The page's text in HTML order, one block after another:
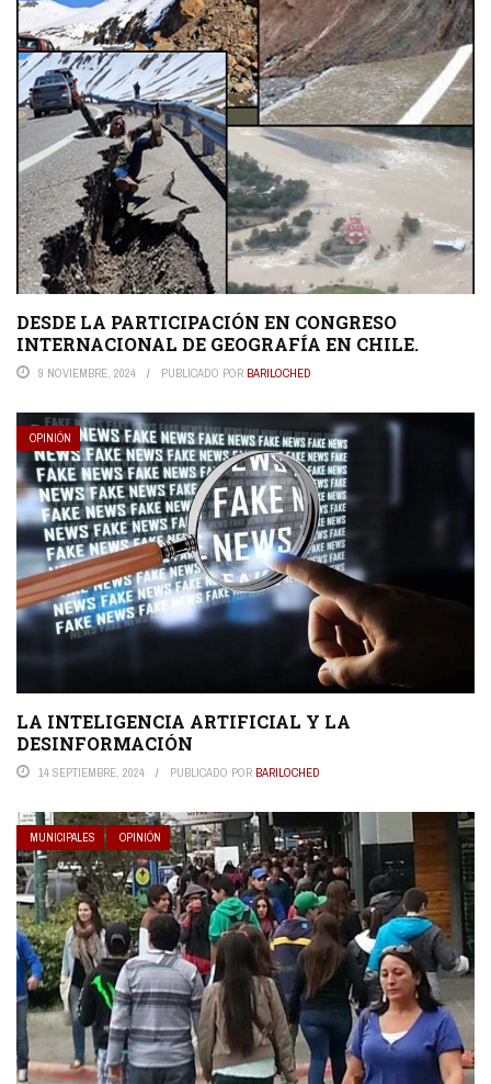
DESDE LA PARTICIPACIÓN EN CONGRESO
INTERNACIONAL DE GEOGRAFÍA EN CHILE.
9 NOVIEMBRE, 2024 PUBLICADO POR BARILOCHED
OPINIÓN
LA INTELIGENCIA ARTIFICIAL Y LA
DESINFORMACIÓN
14 SEPTIEMBRE, 2024 PUBLICADO POR BARILOCHED
MUNICIPALES OPINIÓN